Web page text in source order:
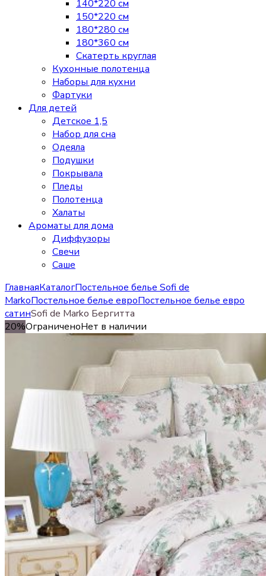
140*220 см
150*220 см
180*280 см
180*360 см
Скатерть круглая
Кухонные полотенца
Наборы для кухни
Фартуки
Для детей
Детское 1,5
Набор для сна
Одеяла
Подушки
Покрывала
Пледы
Полотенца
Халаты
Ароматы для дома
Диффузоры
Свечи
Cаше
ГлавнаяКаталогПостельное белье Sofi de
MarkoПостельное белье евроПостельное белье евро
сатинSofi de Marko Бергитта
20%ОграниченоНет в наличии